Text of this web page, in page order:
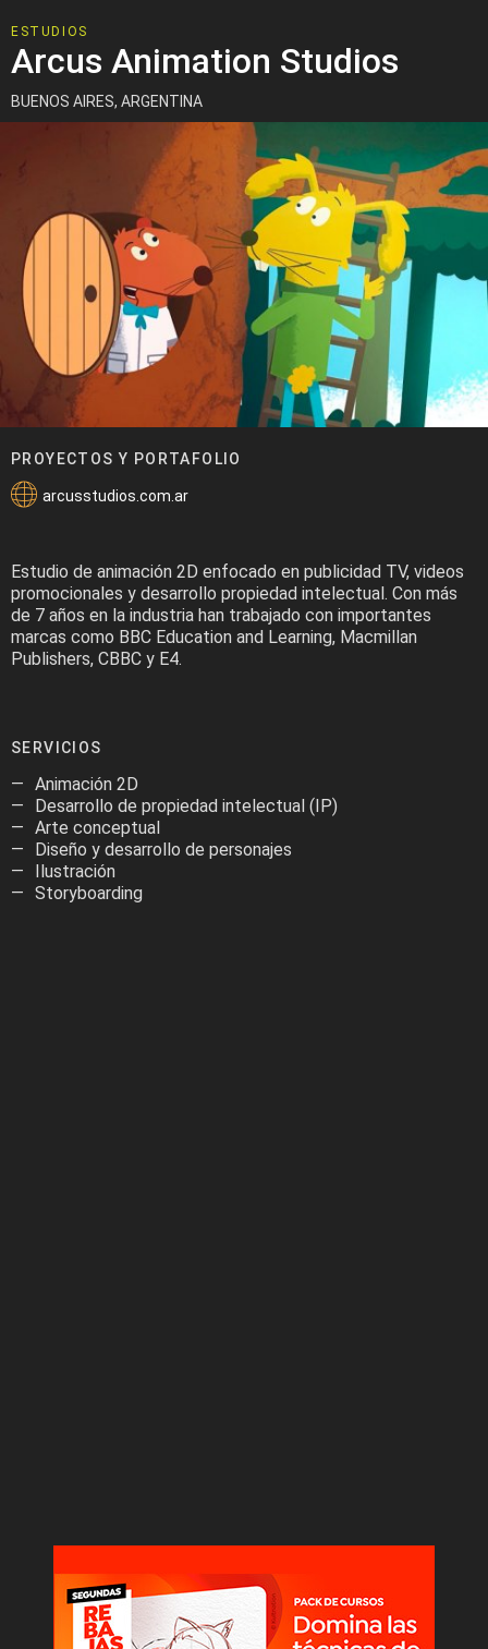
ESTUDIOS
Arcus Animation Studios
BUENOS AIRES, ARGENTINA
PROYECTOS Y PORTAFOLIO
arcusstudios.com.ar
Estudio de animación 2D enfocado en publicidad TV, videos
promocionales y desarrollo propiedad intelectual. Con más
de 7 años en la industria han trabajado con importantes
marcas como BBC Education and Learning, Macmillan
Publishers, CBBC y E4.
SERVICIOS
Animación 2D
Desarrollo de propiedad intelectual (IP)
Arte conceptual
Diseño y desarrollo de personajes
Ilustración
Storyboarding